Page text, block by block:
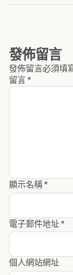
發佈留言
發佈留言必須填
留言*
顯示名稱*
電子郵件地址*
個人網站網址